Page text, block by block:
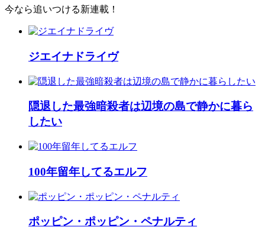
今なら追いつける新連載！
ジエイナドライヴ
隠退した最強暗殺者は辺境の島で静かに暮ら
したい
100年留年してるエルフ
ポッピン・ポッピン・ペナルティ